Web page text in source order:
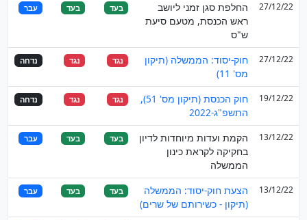
27/12/22
החלפת סגן זמני ליושב
ראש הכנסת, מטעם סיעת
ש"ס
בעד בעד עבר
27/12/22
חוק-יסוד: הממשלה (תיקון
מס' 11)
נגד נגד נדחה
19/12/22
חוק הכנסת (תיקון מס' 51),
התשפ"ג-2022
נגד נגד נדחה
13/12/22
הקמת ועדות מיוחדות לדיון
בחקיקה לקראת כינון
הממשלה
בעד בעד עבר
13/12/22
הצעת חוק-יסוד: הממשלה
(תיקון - כשירותם של שרים)
בעד בעד עבר